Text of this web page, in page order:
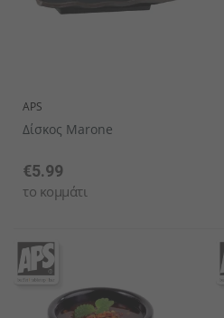
APS
Δίσκος Marone
€5.99
το κομμάτι